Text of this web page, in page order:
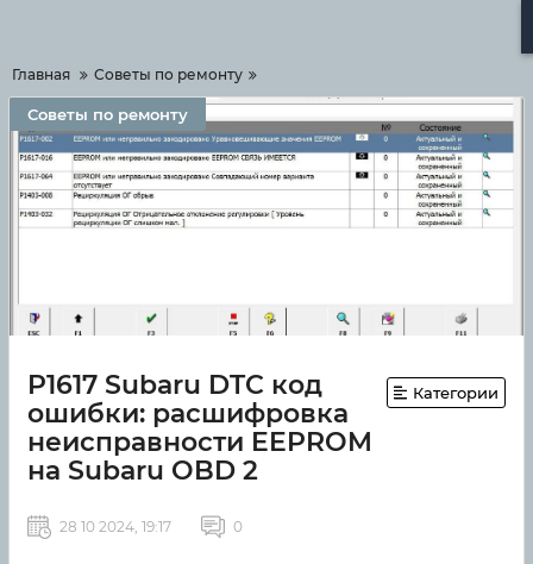
Главная Советы по ремонту
Советы по ремонту
P1617 Subaru DTC код
ошибки: расшифровка
неисправности EEPROM
на Subaru OBD 2
Категории
28 10 2024, 19:17 0